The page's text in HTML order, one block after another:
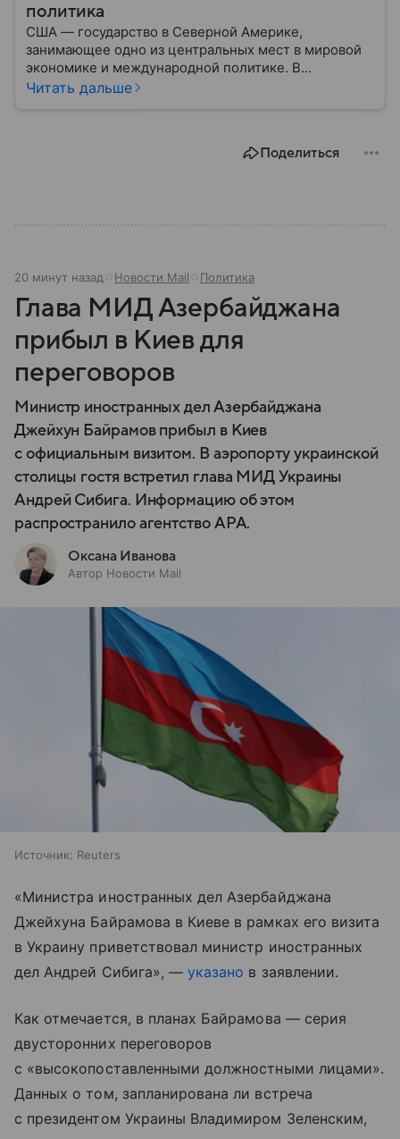
политика
США — государство в Северной Америке,
занимающее одно из центральных мест в мировой
экономике и международной политике. В
материале — основные сведения об этой стране.
Читать дальше
Поделиться
20 минут назад Новости Mail Политика
Глава МИД Азербайджана
прибыл в Киев для
переговоров
Министр иностранных дел Азербайджана
Джейхун Байрамов прибыл в Киев
с официальным визитом. В аэропорту украинской
столицы гостя встретил глава МИД Украины
Андрей Сибига. Информацию об этом
распространило агентство APA.
Оксана Иванова
Автор Новости Mail
Источник: Reuters
«Министра иностранных дел Азербайджана
Джейхуна Байрамова в Киеве в рамках его визита
в Украину приветствовал министр иностранных
дел Андрей Сибига», —указано в заявлении.
Как отмечается, в планах Байрамова — серия
двусторонних переговоров
с «высокопоставленными должностными лицами».
Данных о том, запланирована ли встреча
с президентом Украины Владимиром Зеленским,